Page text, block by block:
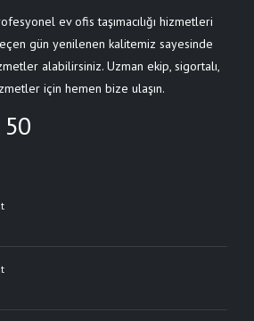
ev ofis taşımacılığı hizmetleri
gün yenilenen kalitemiz sayesinde
alabilirsiniz. Uzman ekip, sigortalı,
için hemen bize ulaşın.
50